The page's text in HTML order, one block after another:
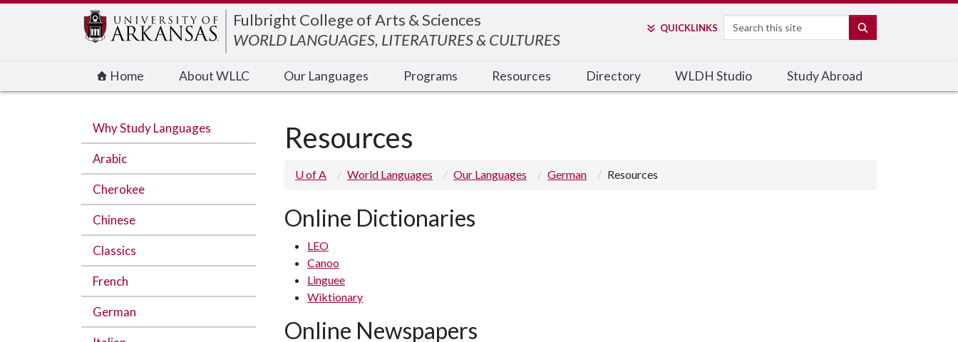
Fulbright College of Arts & Sciences
WORLD LANGUAGES, LITERATURES & CULTURES
QUICKLINKS Search
Home About WLLC Our Languages Programs Resources Directory WLDH Studio Study Abroad
Why Study Languages
Arabic
Cherokee
Chinese
Classics
French
German
Resources
U of A World Languages Our Languages German Resources
Online Dictionaries
LEO
Canoo
Linguee
Wiktionary
Online Newspapers
Edit webpage